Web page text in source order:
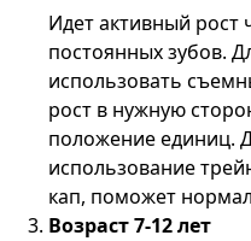
Идет активный
постоянных зубов.
использовать
рост в нужную
положение единиц.
использование
кап, поможет
Возраст 7-12 лет